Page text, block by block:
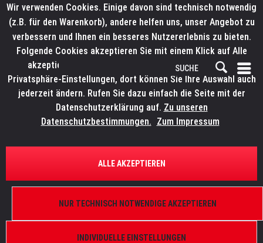
ÜBERSICHT ERSATZTEILE
MiniPointe, Robin BMFL Blade
Wir verwenden Cookies. Einige davon sind technisch notwendig
(z.B. für den Warenkorb), andere helfen uns, unser Angebot zu
verbessern und Ihnen ein besseres Nutzererlebnis zu bieten.
Folgende Cookies akzeptieren Sie mit einem Klick auf Alle
akzeptieren. Weitere Informationen finden Sie in den
Privatsphäre-Einstellungen, dort können Sie Ihre Auswahl auch
jederzeit ändern. Rufen Sie dazu einfach die Seite mit der
Datenschutzerklärung auf. Zu unseren
Datenschutzbestimmungen. Zum Impressum
INDIVIDUELLE EINSTELLUNGEN
NUR TECHNISCH NOTWENDIGE AKZEPTIEREN
ALLE AKZEPTIEREN